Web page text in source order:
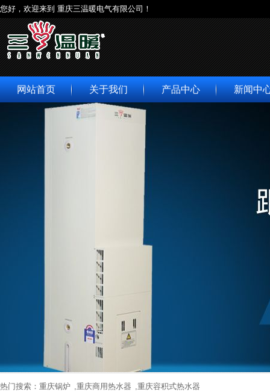
您好，欢迎来到 重庆三温暖电气有限公司！
网站首页 关于我们
公司简介
服务宗旨
法律申明
企业文化
销售网络
产品中心 新闻中
热门搜索： 重庆锅炉 ,重庆商用热水器 ,重庆容积式热水器